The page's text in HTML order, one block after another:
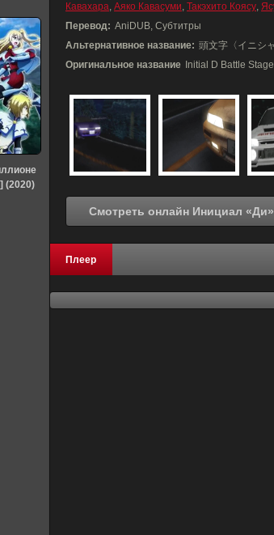
Кавахара, Аяко Кавасуми, Такэхито Коясу,
Перевод: AniDUB, Субтитры
Альтернативное название: 頭文字〈イニシ
Оригинальное название Initial D Battle Stage
Плеер
(2020)